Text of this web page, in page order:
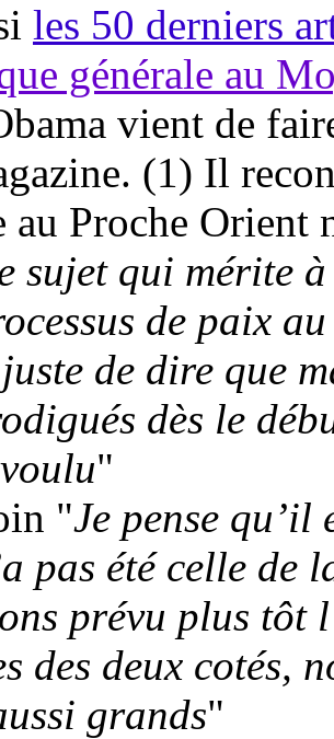
les 50 derniers
générale au
vient de
(1) Il
Proche Orient
sujet qui mérite à
de paix
de dire que
dès le
"
"Je pense
pas été celle de
prévu plus tôt
des deux cotés,
grands"